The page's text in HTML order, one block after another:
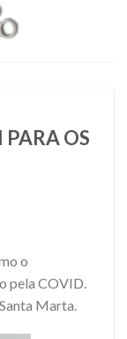
PARA OS
o
pela COVID.
Marta.